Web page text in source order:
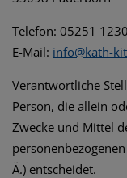
Telefon: 05251
E-Mail: info@kath-
Verantwortliche
Person, die allein
Zwecke und Mittel
Ä.) entscheidet.